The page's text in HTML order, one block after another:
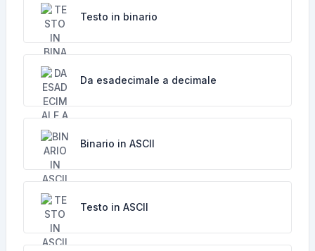
Testo in binario
Da esadecimale a decimale
Binario in ASCII
Testo in ASCII